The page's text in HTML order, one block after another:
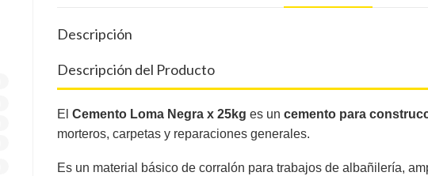
Descripción
Descripción del Producto
El Cemento Loma Negra x 25kg es un cemento para
morteros, carpetas y reparaciones generales.
Es un material básico de corralón para trabajos de albañilería,